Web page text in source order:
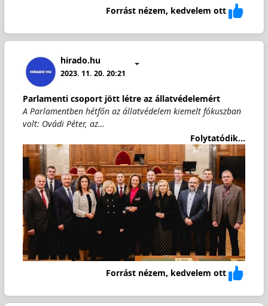
Forrást nézem, kedvelem ott
hirado.hu
2023. 11. 20. 20:21
Parlamenti csoport jött létre az állatvédelemért
A Parlamentben hétfőn az állatvédelem kiemelt fókuszban
volt: Ovádi Péter, az…
Folytatódik...
Forrást nézem, kedvelem ott